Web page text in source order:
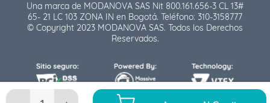
Una marca de MODANOVA SAS Nit 800.161.656-3 CL 13#
65- 21 LC 103 ZONA IN en Bogotá. Teléfono: 310-3158777
© Copyright 2023 MODANOVA SAS. Todos los Derechos
Reservados.